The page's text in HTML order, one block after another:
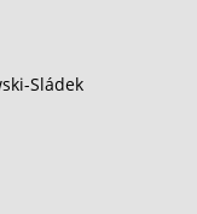
Sládek